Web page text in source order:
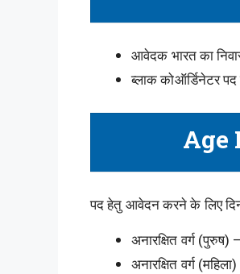
आवेदक भारत का
ब्लाक कोऑर्डिनेटर
Age
पद हेतु आवेदन करने के लिए
अनारक्षित वर्ग (पुरुष)
अनारक्षित वर्ग